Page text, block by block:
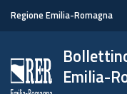
Regione Emilia-Romagna
Emilia-